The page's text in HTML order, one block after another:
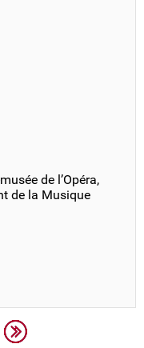
de l’Opéra,
de la Musique
Dernière page